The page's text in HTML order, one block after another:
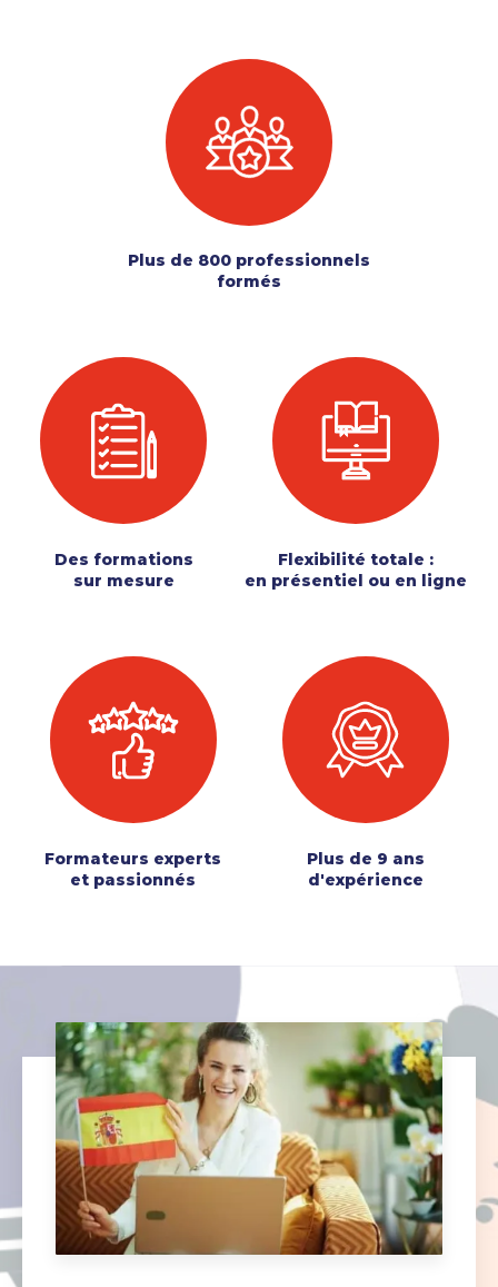
Plus de 800 professionnels
formés
Des formations
sur mesure
Flexibilité totale :
en présentiel ou en ligne
Formateurs experts
et passionnés
Plus de 9 ans
d'expérience